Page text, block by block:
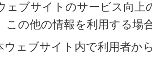
ェブサイトのサービス向上
この他の情報を利用する場
ウェブサイト内で利用者か